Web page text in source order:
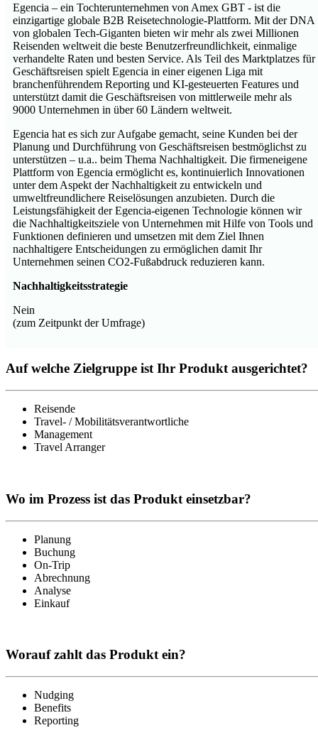
Egencia – ein Tochterunternehmen von Amex GBT - ist die
einzigartige globale B2B Reisetechnologie-Plattform. Mit der DNA
von globalen Tech-Giganten bieten wir mehr als zwei Millionen
Reisenden weltweit die beste Benutzerfreundlichkeit, einmalige
verhandelte Raten und besten Service. Als Teil des Marktplatzes für
Geschäftsreisen spielt Egencia in einer eigenen Liga mit
branchenführendem Reporting und KI-gesteuerten Features und
unterstützt damit die Geschäftsreisen von mittlerweile mehr als
9000 Unternehmen in über 60 Ländern weltweit.
Egencia hat es sich zur Aufgabe gemacht, seine Kunden bei der
Planung und Durchführung von Geschäftsreisen bestmöglichst zu
unterstützen – u.a.. beim Thema Nachhaltigkeit. Die firmeneigene
Plattform von Egencia ermöglicht es, kontinuierlich Innovationen
unter dem Aspekt der Nachhaltigkeit zu entwickeln und
umweltfreundlichere Reiselösungen anzubieten. Durch die
Leistungsfähigkeit der Egencia-eigenen Technologie können wir
die Nachhaltigkeitsziele von Unternehmen mit Hilfe von Tools und
Funktionen definieren und umsetzen mit dem Ziel Ihnen
nachhaltigere Entscheidungen zu ermöglichen damit Ihr
Unternehmen seinen CO2-Fußabdruck reduzieren kann.
Nachhaltigkeitsstrategie
Nein
(zum Zeitpunkt der Umfrage)
Auf welche Zielgruppe ist Ihr Produkt ausgerichtet?
Reisende
Travel- / Mobilitätsverantwortliche
Management
Travel Arranger
Wo im Prozess ist das Produkt einsetzbar?
Planung
Buchung
On-Trip
Abrechnung
Analyse
Einkauf
Worauf zahlt das Produkt ein?
Nudging
Benefits
Reporting